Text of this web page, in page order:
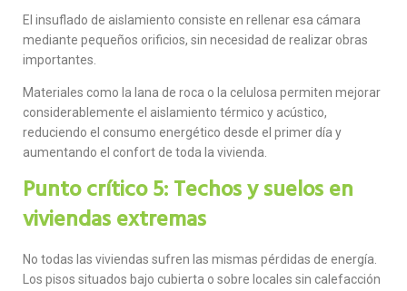
El insuflado de aislamiento consiste en rellenar esa cámara
mediante pequeños orificios, sin necesidad de realizar obras
importantes.
Materiales como la lana de roca o la celulosa permiten mejorar
considerablemente el aislamiento térmico y acústico,
reduciendo el consumo energético desde el primer día y
aumentando el confort de toda la vivienda.
Punto crítico 5: Techos y suelos en
viviendas extremas
No todas las viviendas sufren las mismas pérdidas de energía.
Los pisos situados bajo cubierta o sobre locales sin calefacción